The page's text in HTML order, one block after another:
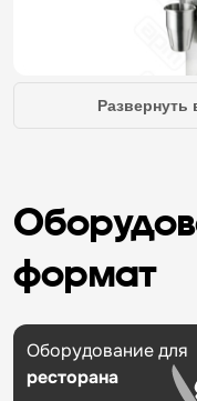
Развернуть
формат
Оборудование для
ресторана